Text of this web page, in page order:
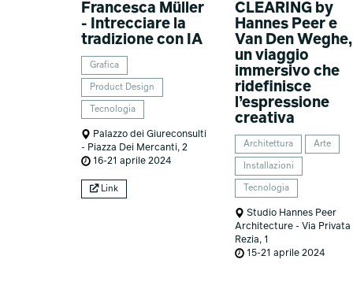
Francesca Müller
- Intrecciare la
tradizione con IA
Grafica
Product Design
Tecnologia
Palazzo dei Giureconsulti
- Piazza Dei Mercanti, 2
16-21 aprile 2024
Link
CLEARING by
Hannes Peer e
Van Den Weghe,
un viaggio
immersivo che
ridefinisce
l’espressione
creativa
Architettura Arte
Installazioni
Tecnologia
Studio Hannes Peer
Architecture - Via Privata
Rezia, 1
15-21 aprile 2024